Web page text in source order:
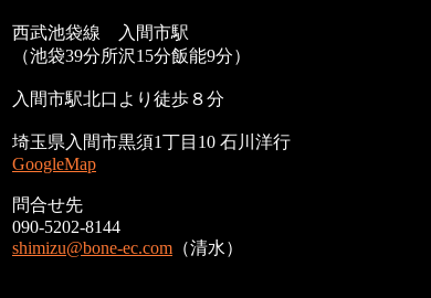
西武池袋線 入間市駅
（池袋39分所沢15分飯能9分）
入間市駅北口より徒歩８分
埼玉県入間市黒須1丁目10 石川洋行
GoogleMap
問合せ先
090-5202-8144
shimizu@bone-ec.com （清水）